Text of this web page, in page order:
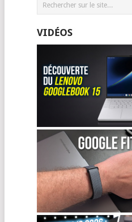
VIDÉOS